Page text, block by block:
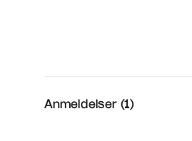
Anmeldelser (1)